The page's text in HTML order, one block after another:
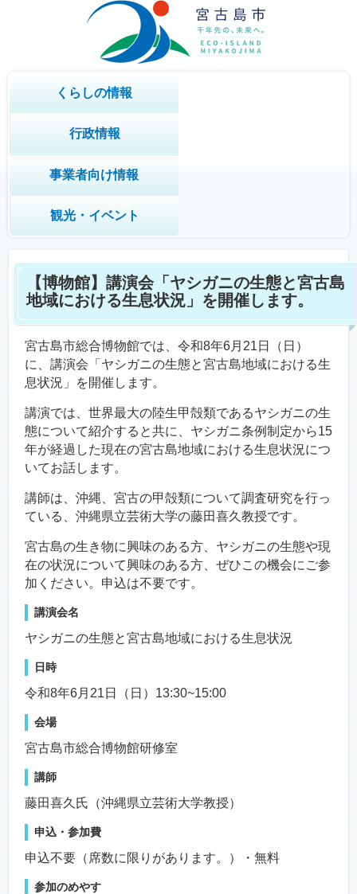
くらしの情報
行政情報
事業者向け情報
観光・イベント
【博物館】講演会「ヤシガニの生態と宮古島
地域における生息状況」を開催します。
宮古島市総合博物館では、令和8年6月21日（日）
に、講演会「ヤシガニの生態と宮古島地域における生
息状況」を開催します。
講演では、世界最大の陸生甲殻類であるヤシガニの生
態について紹介すると共に、ヤシガニ条例制定から15
年が経過した現在の宮古島地域における生息状況につ
いてお話します。
講師は、沖縄、宮古の甲殻類について調査研究を行っ
ている、沖縄県立芸術大学の藤田喜久教授です。
宮古島の生き物に興味のある方、ヤシガニの生態や現
在の状況について興味のある方、ぜひこの機会にご参
加ください。申込は不要です。
講演会名
ヤシガニの生態と宮古島地域における生息状況
日時
令和8年6月21日（日）13:30~15:00
会場
宮古島市総合博物館研修室
講師
藤田喜久氏（沖縄県立芸術大学教授）
申込・参加費
申込不要（席数に限りがあります。）・無料
参加のめやす